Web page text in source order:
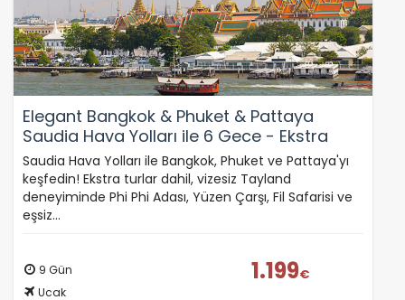
Elegant Bangkok & Phuket & Pattaya
Saudia Hava Yolları ile 6 Gece - Ekstra
Turlar Dahil (FLY144)
Saudia Hava Yolları ile Bangkok, Phuket ve Pattaya'yı
keşfedin! Ekstra turlar dahil, vizesiz Tayland
deneyiminde Phi Phi Adası, Yüzen Çarşı, Fil Safarisi ve
eşsiz…
9 Gün
Ucak
1.199€